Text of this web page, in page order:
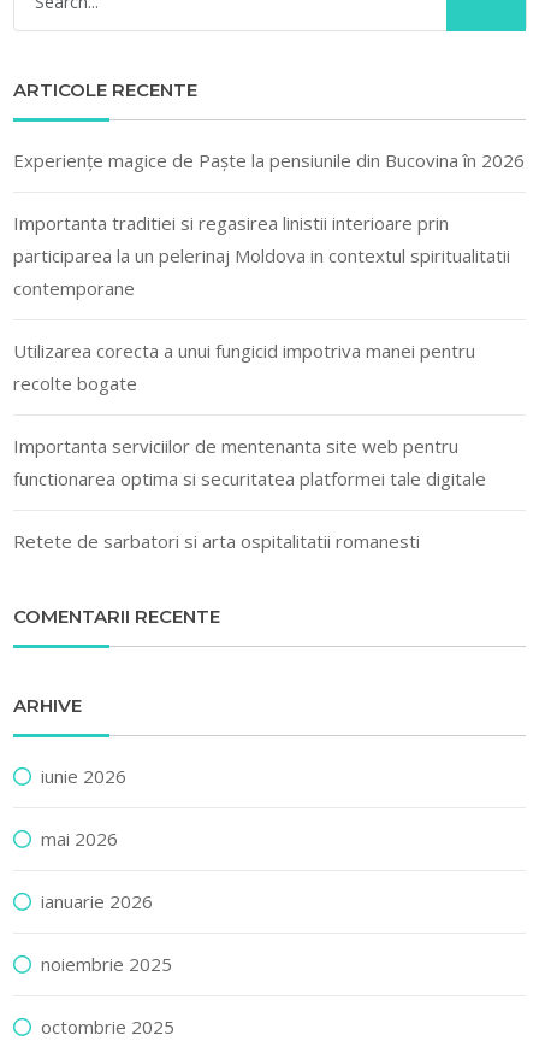
ARTICOLE RECENTE
Experiențe magice de Paște la pensiunile din Bucovina în 2026
Importanta traditiei si regasirea linistii interioare prin
participarea la un pelerinaj Moldova in contextul spiritualitatii
contemporane
Utilizarea corecta a unui fungicid impotriva manei pentru
recolte bogate
Importanta serviciilor de mentenanta site web pentru
functionarea optima si securitatea platformei tale digitale
Retete de sarbatori si arta ospitalitatii romanesti
COMENTARII RECENTE
ARHIVE
iunie 2026
mai 2026
ianuarie 2026
noiembrie 2025
octombrie 2025